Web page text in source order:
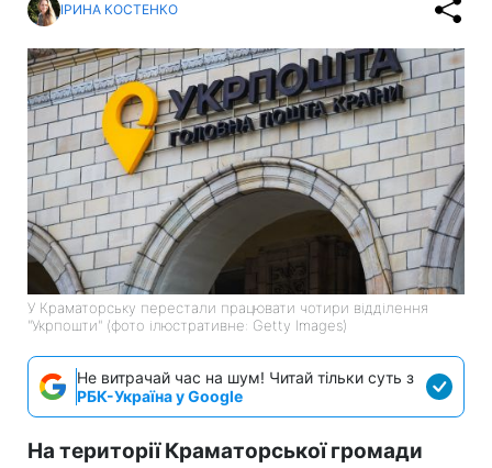
ІРИНА КОСТЕНКО
У Краматорську перестали працювати чотири відділення
"Укрпошти" (фото ілюстративне: Getty Images)
Не витрачай час на шум! Читай тільки суть з
РБК-Україна у Google
На території Краматорської громади